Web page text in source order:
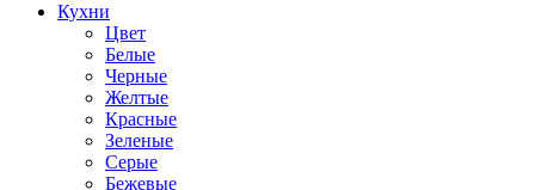
Кухни
Цвет
Белые
Черные
Желтые
Красные
Зеленые
Серые
Бежевые